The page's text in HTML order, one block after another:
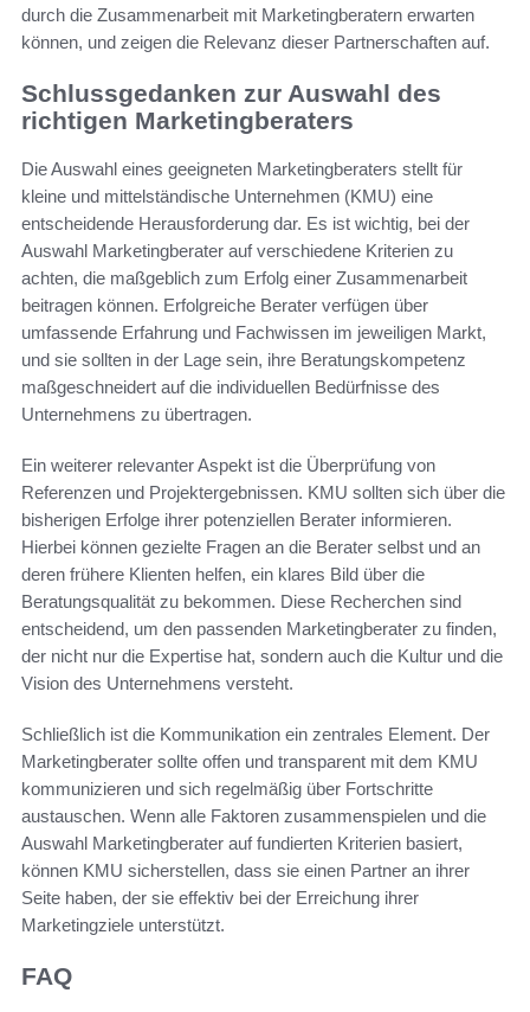
durch die Zusammenarbeit mit Marketingberatern erwarten
können, und zeigen die Relevanz dieser Partnerschaften auf.
Schlussgedanken zur Auswahl des
richtigen Marketingberaters
Die Auswahl eines geeigneten Marketingberaters stellt für
kleine und mittelständische Unternehmen (KMU) eine
entscheidende Herausforderung dar. Es ist wichtig, bei der
Auswahl Marketingberater auf verschiedene Kriterien zu
achten, die maßgeblich zum Erfolg einer Zusammenarbeit
beitragen können. Erfolgreiche Berater verfügen über
umfassende Erfahrung und Fachwissen im jeweiligen Markt,
und sie sollten in der Lage sein, ihre Beratungskompetenz
maßgeschneidert auf die individuellen Bedürfnisse des
Unternehmens zu übertragen.
Ein weiterer relevanter Aspekt ist die Überprüfung von
Referenzen und Projektergebnissen. KMU sollten sich über die
bisherigen Erfolge ihrer potenziellen Berater informieren.
Hierbei können gezielte Fragen an die Berater selbst und an
deren frühere Klienten helfen, ein klares Bild über die
Beratungsqualität zu bekommen. Diese Recherchen sind
entscheidend, um den passenden Marketingberater zu finden,
der nicht nur die Expertise hat, sondern auch die Kultur und die
Vision des Unternehmens versteht.
Schließlich ist die Kommunikation ein zentrales Element. Der
Marketingberater sollte offen und transparent mit dem KMU
kommunizieren und sich regelmäßig über Fortschritte
austauschen. Wenn alle Faktoren zusammenspielen und die
Auswahl Marketingberater auf fundierten Kriterien basiert,
können KMU sicherstellen, dass sie einen Partner an ihrer
Seite haben, der sie effektiv bei der Erreichung ihrer
Marketingziele unterstützt.
FAQ